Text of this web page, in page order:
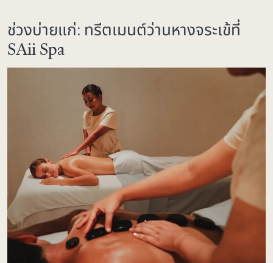
ช่วงบ่ายแก่: ทรีตเมนต์ว่านหางจระเข้ที่
SAii Spa